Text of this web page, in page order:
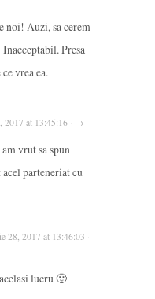
noi! Auzi, sa cerem
Presa
vrea ea.
2017 at 13:45:16 · →
vrut sa spun
parteneriat cu
28, 2017 at 13:46:03 ·
lucru 🙂